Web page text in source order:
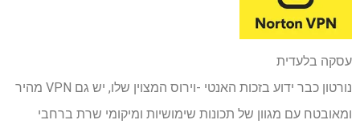
עסקה בלעדית
נורטון כבר ידוע בזכות האנטי -וירוס המצוין שלו, יש גם VPN מהיר
ומאובטח עם מגוון של תכונות שימושיות ומיקומי שרת ברחבי